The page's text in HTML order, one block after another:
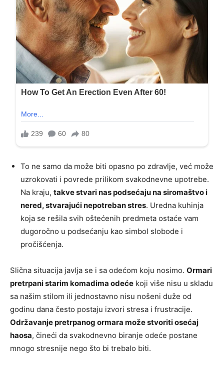
To ne samo da može biti opasno po zdravlje, već može
uzrokovati i povrede prilikom svakodnevne upotrebe.
Na kraju, takve stvari nas podsećaju na siromaštvo i
nered, stvarajući nepotreban stres. Uredna kuhinja
koja se rešila svih oštećenih predmeta ostaće vam
dugoročno u podsećanju kao simbol slobode i
pročišćenja.
Slična situacija javlja se i sa odećom koju nosimo. Ormari
pretrpani starim komadima odeće koji više nisu u skladu
sa našim stilom ili jednostavno nisu nošeni duže od
godinu dana često postaju izvori stresa i frustracije.
Održavanje pretrpanog ormara može stvoriti osećaj
haosa, čineći da svakodnevno biranje odeće postane
mnogo stresnije nego što bi trebalo biti.